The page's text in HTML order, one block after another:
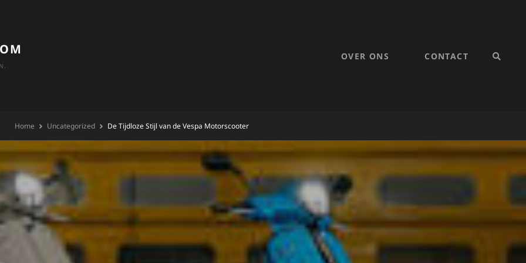
OVER ONS CONTACT
Home Uncategorized De Tijdloze Stijl van de Vespa Motorscooter